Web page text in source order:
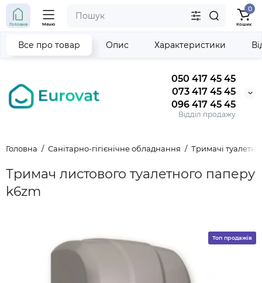
050 417 45 45
073 417 45 45
096 417 45 45
Відділ продажу
Головна Меню
0
Кошик
Головна Санітарно-гігієнічне обладнання Тримачі
Тримач листового туалетного паперу
k6zm
Все про товар Опис Характеристики
Топ продажів